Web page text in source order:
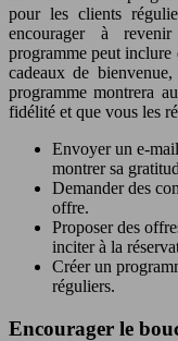
pour les clients
encourager à
programme peut inclure
cadeaux de
programme montrera
fidélité et que vous les
Envoyer un e-
montrer sa
Demander des
offre.
Proposer des
inciter à la
Créer un
réguliers.
Encourager le